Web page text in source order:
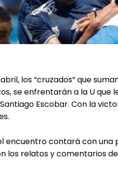
los “cruzados” que
se enfrentarán a la U que
Escobar. Con la
encuentro contará con una
los relatos y comentarios